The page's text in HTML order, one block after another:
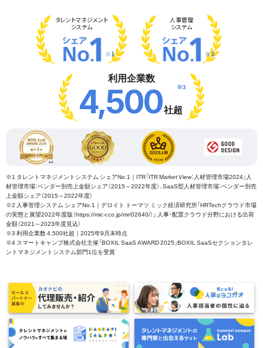
タレントマネジメント
システム
※1
人事管理
システム
※2
利用企業数
4,500社超
※3
※1 タレントマネジメントシステム シェアNo.1｜ITR「ITR Market View：人材管理市場2024」人
材管理市場：ベンダー別売上金額シェア（2015～2022年度）、SaaS型人材管理市場：ベンダー別売
上金額シェア（2015～2022年度）
※2 人事管理システム シェアNo.1｜デロイト トーマツ ミック経済研究所「HRTechクラウド市場
の実態と展望2022年度版（https://mic-r.co.jp/mr/02640/）」 人事・配置クラウド分野における出荷
金額（2021～2023年度見込）
※3 利用企業数 4,500社超｜2025年9月末時点
※4 スマートキャンプ株式会社主催「BOXIL SaaS AWARD 2025」BOXIL SaaSセクションタレ
ントマネジメントシステム部門1位を受賞